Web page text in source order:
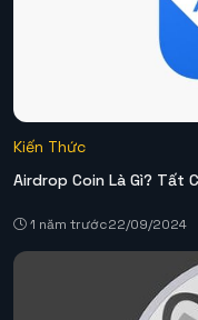
Kiến Thức
Airdrop Coin Là Gì? Tất
1 năm trước22/09/2024